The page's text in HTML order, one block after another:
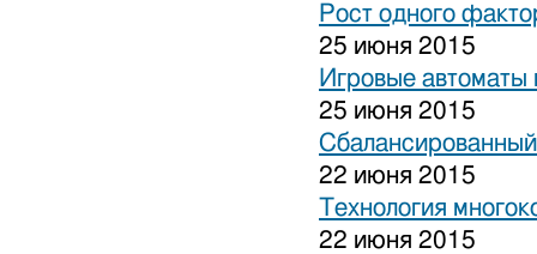
Рост одного
25 июня 2015
Игровые
25 июня 2015
22 июня 2015
Технология
22 июня 2015